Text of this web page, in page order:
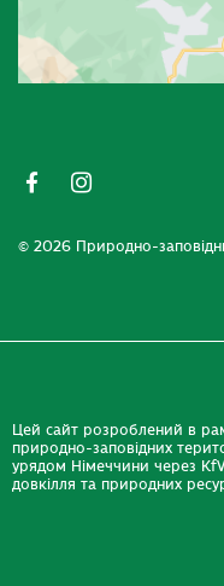
© 2026 Природно-
Цей сайт розроблений в
природно-заповідних
урядом Німеччини через
довкілля та природних